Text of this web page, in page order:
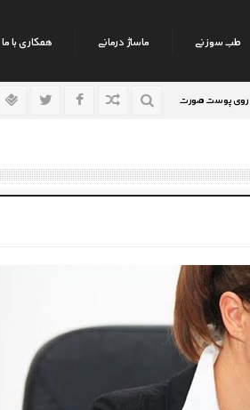
طب سوزنی ماساژ درمانی همکاری با ما
9 سال قبل نکات جالب روانشناسی 9 سال قبل